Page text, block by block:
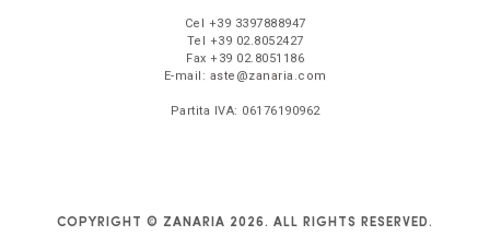
Cel +39 3397888947
Tel +39 02.8052427
Fax +39 02.8051186
E-mail: aste@zanaria.com
Partita IVA: 06176190962
COPYRIGHT © ZANARIA 2026. ALL RIGHTS RESERVED.